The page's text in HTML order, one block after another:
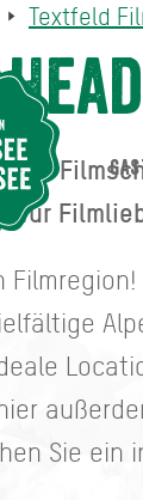
Textfeld
für
für
Sie ein